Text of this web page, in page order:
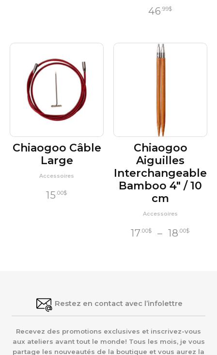
46.99$
Chiaogoo Câble
Large
Accessoires
15.00$
Chiaogoo
Aiguilles
Interchangeable
Bamboo 4″ / 10
cm
Accessoires
17.00$ – 18.00$
Restez en contact avec l’infolettre
Recevez des promotions exclusives et inscrivez-vous
aux ateliers avant tout le monde! Tous les mois, je vous
partage les nouveautés de la boutique et vous aurez la